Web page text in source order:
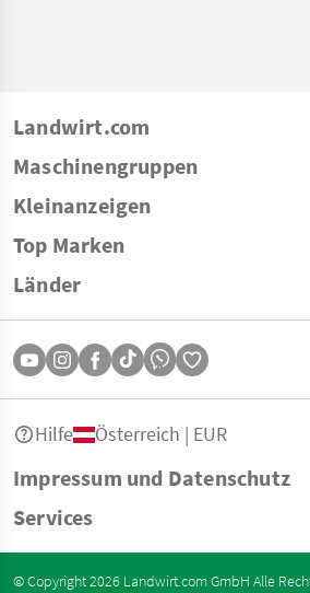
Landwirt.com
Maschinengruppen
Kleinanzeigen
Top Marken
Länder
Impressum und Datenschutz
Services
Hilfe Österreich | EUR
© Copyright 2026 Landwirt.com GmbH Alle